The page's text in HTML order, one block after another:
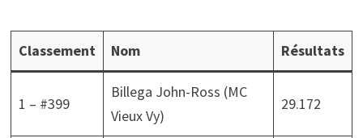
Classement Nom Résultats
1 – #399
Billega John-Ross (MC
Vieux Vy)
29.172